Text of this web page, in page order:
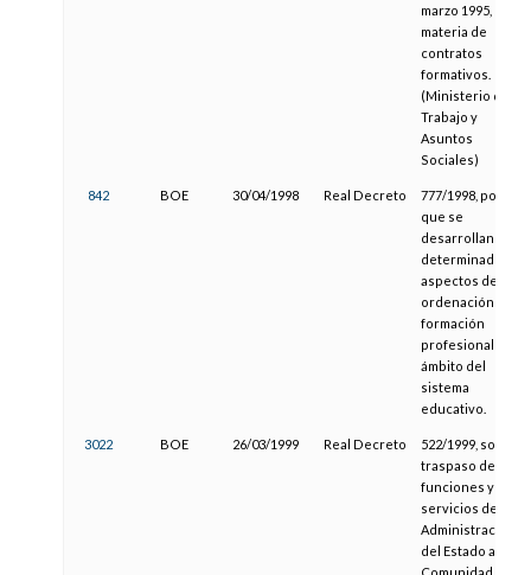
marzo 1995, en
materia de
contratos
formativos.
(Ministerio de
Trabajo y
Asuntos
Sociales)
842 BOE 30/04/1998 Real Decreto
777/1998, por el
que se
desarrollan
determinados
aspectos de la
ordenación de la
formación
profesional en el
ámbito del
sistema
educativo.
3022 BOE 26/03/1999 Real Decreto
522/1999, sobre
traspaso de
funciones y
servicios de la
Administración
del Estado a la